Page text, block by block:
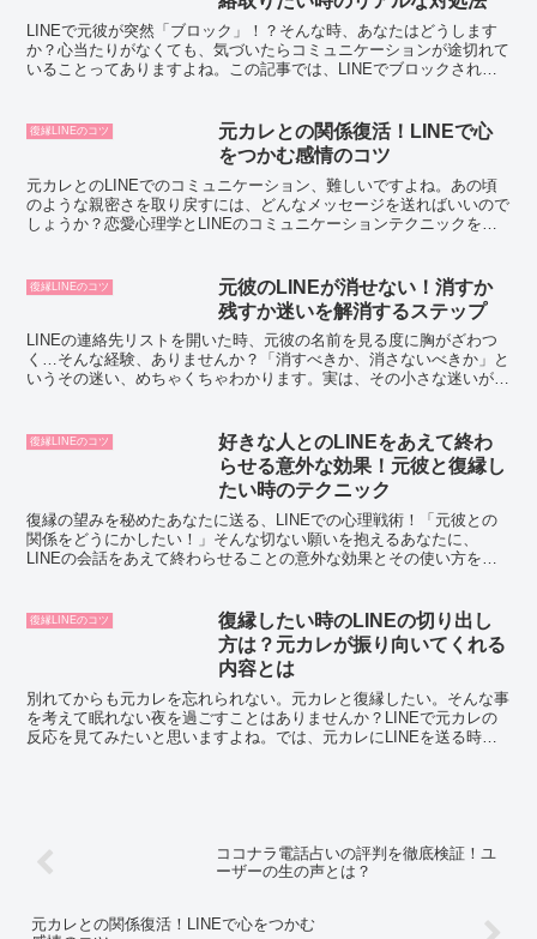
LINEで元彼が突然「ブロック」！？そんな時、あなたはどうします
か？心当たりがなくても、気づいたらコミュニケーションが途切れて
いることってありますよね。この記事では、LINEでブロックされた
復縁LINEのコツ
元カレとの関係復活！LINEで心
をつかむ感情のコツ
元カレとのLINEでのコミュニケーション、難しいですよね。あの頃
のような親密さを取り戻すには、どんなメッセージを送ればいいので
しょうか？恋愛心理学とLINEのコミュニケーションテクニックを駆
復縁LINEのコツ
元彼のLINEが消せない！消すか
残すか迷いを解消するステップ
LINEの連絡先リストを開いた時、元彼の名前を見る度に胸がざわつ
く…そんな経験、ありませんか？「消すべきか、消さないべきか」と
いうその迷い、めちゃくちゃわかります。実は、その小さな迷いが、
復縁LINEのコツ
好きな人とのLINEをあえて終わ
らせる意外な効果！元彼と復縁し
たい時のテクニック
復縁の望みを秘めたあなたに送る、LINEでの心理戦術！「元彼との
関係をどうにかしたい！」そんな切ない願いを抱えるあなたに、
LINEの会話をあえて終わらせることの意外な効果とその使い方を伝
復縁LINEのコツ
復縁したい時のLINEの切り出し
方は？元カレが振り向いてくれる
内容とは
別れてからも元カレを忘れられない。元カレと復縁したい。そんな事
を考えて眠れない夜を過ごすことはありませんか？LINEで元カレの
反応を見てみたいと思いますよね。では、元カレにLINEを送る時の
ココナラ電話占いの評判を徹底検証！ユ
ーザーの生の声とは？
元カレとの関係復活！LINEで心をつかむ